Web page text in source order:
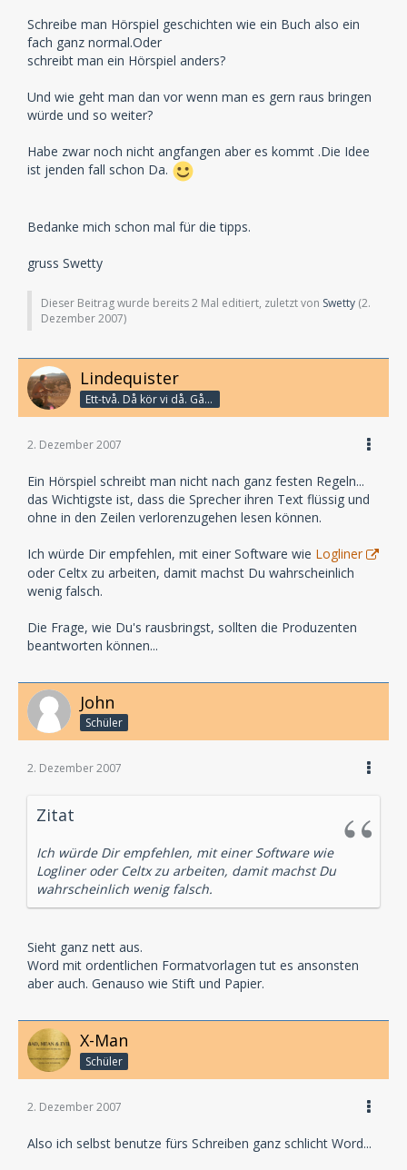
Schreibe man Hörspiel geschichten wie ein Buch also ein
fach ganz normal.Oder
schreibt man ein Hörspiel anders?
Und wie geht man dan vor wenn man es gern raus bringen
würde und so weiter?
Habe zwar noch nicht angfangen aber es kommt .Die Idee
ist jenden fall schon Da.
Bedanke mich schon mal für die tipps.
gruss Swetty
Dieser Beitrag wurde bereits 2 Mal editiert, zuletzt von Swetty (2.
Dezember 2007)
Lindequister
Ett-två. Då kör vi då. Går bandet?
2. Dezember 2007
Ein Hörspiel schreibt man nicht nach ganz festen Regeln...
das Wichtigste ist, dass die Sprecher ihren Text flüssig und
ohne in den Zeilen verlorenzugehen lesen können.
Ich würde Dir empfehlen, mit einer Software wie Logliner
oder Celtx zu arbeiten, damit machst Du wahrscheinlich
wenig falsch.
Die Frage, wie Du's rausbringst, sollten die Produzenten
beantworten können...
John
Schüler
2. Dezember 2007
Zitat
Ich würde Dir empfehlen, mit einer Software wie
Logliner oder Celtx zu arbeiten, damit machst Du
wahrscheinlich wenig falsch.
Sieht ganz nett aus.
Word mit ordentlichen Formatvorlagen tut es ansonsten
aber auch. Genauso wie Stift und Papier.
X-Man
Schüler
2. Dezember 2007
Also ich selbst benutze fürs Schreiben ganz schlicht Word...